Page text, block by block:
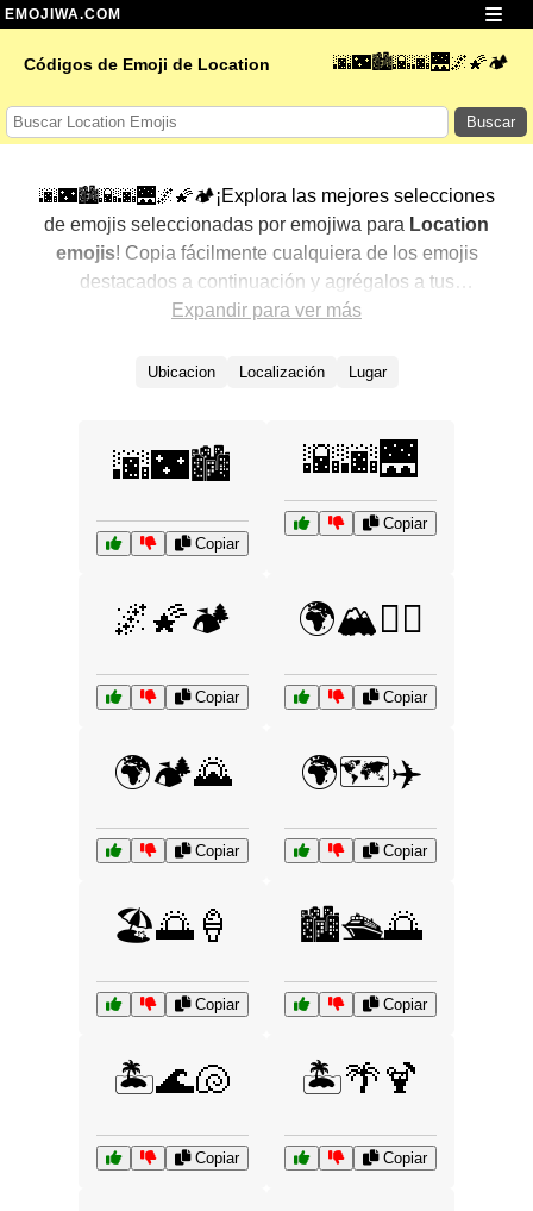
EMOJIWA.COM
Códigos de Emoji de Location 🌆🌃🏙️🌇🌆🌉🌌🌠🏕️
Buscar
🌆🌃🏙️🌇🌆🌉🌌🌠🏕️¡Explora las mejores selecciones
de emojis seleccionadas por emojiwa para Location
emojis! Copia fácilmente cualquiera de los emojis
destacados a continuación y agrégalos a tus
conversaciones para un toque personalizado. Hemos
mostrando primero los más populares. ¿Buscas más?
Expandir para ver más
Ubicacion Localización Lugar
🌆🌃🏙️
Copiar
🌇🌆🌉
Copiar
🌌🌠🏕️
Copiar
🌍🏔️🚵‍♂️
Copiar
🌍🏕️🌄
Copiar
🌍🗺️✈️
Copiar
🏖️🌅🍦
Copiar
🏙️🛳️🌅
Copiar
🏝️🌊🐚
Copiar
🏝️🌴🍹
Copiar